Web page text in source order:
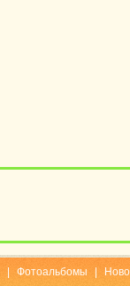
Фотоальбомы